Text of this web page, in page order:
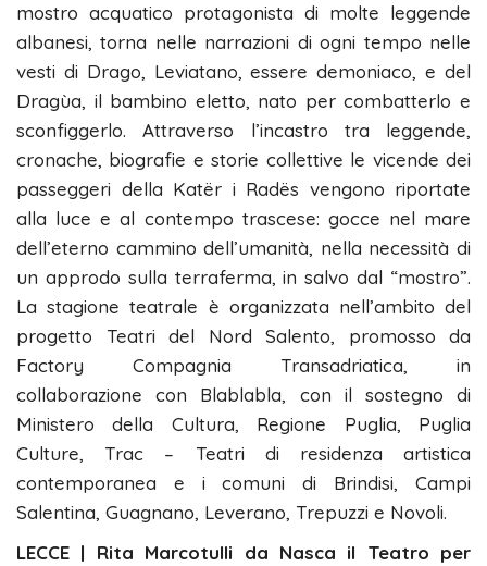
mostro acquatico protagonista di molte leggende
albanesi, torna nelle narrazioni di ogni tempo nelle
vesti di Drago, Leviatano, essere demoniaco, e del
Dragùa, il bambino eletto, nato per combatterlo e
sconfiggerlo. Attraverso l’incastro tra leggende,
cronache, biografie e storie collettive le vicende dei
passeggeri della Katër i Radës vengono riportate
alla luce e al contempo trascese: gocce nel mare
dell’eterno cammino dell’umanità, nella necessità di
un approdo sulla terraferma, in salvo dal “mostro”.
La stagione teatrale è organizzata nell’ambito del
progetto Teatri del Nord Salento, promosso da
Factory Compagnia Transadriatica, in
collaborazione con Blablabla, con il sostegno di
Ministero della Cultura, Regione Puglia, Puglia
Culture, Trac – Teatri di residenza artistica
contemporanea e i comuni di Brindisi, Campi
Salentina, Guagnano, Leverano, Trepuzzi e Novoli.
LECCE | Rita Marcotulli da Nasca il Teatro per